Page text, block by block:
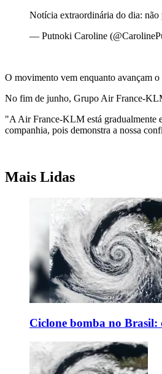
Notícia extraordinária do dia: não
— Putnoki Caroline
O movimento vem enquanto avançam
No fim de junho, Grupo Air France-
"A Air France-KLM está gradualmente
companhia, pois demonstra a nossa
Mais Lidas
Ciclone bomba no Brasil: